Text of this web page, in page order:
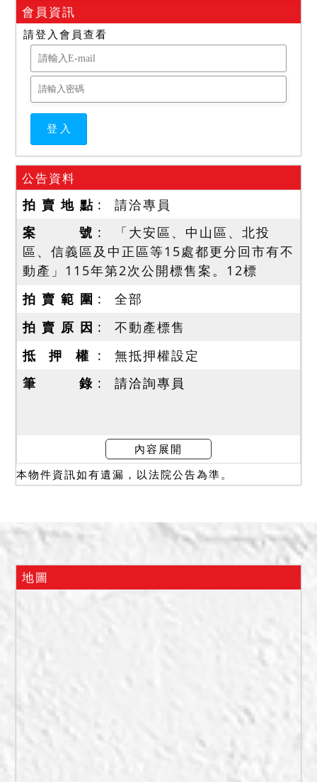
會員資訊
請登入會員查看
公告資料
拍 賣 地 點
請洽專員
案 號
「大安區、中山區、北投
區、信義區及中正區等15處都更分回市有不
動產」115年第2次公開標售案。12標
拍 賣 範 圍
全部
拍 賣 原 因
不動產標售
抵 押 權
無抵押權設定
筆 錄
請洽詢專員
內容展開
本物件資訊如有遺漏，以法院公告為準。
地圖